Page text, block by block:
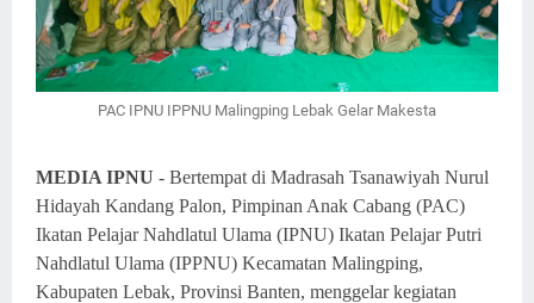
PAC IPNU IPPNU Malingping Lebak Gelar Makesta
MEDIA IPNU - Bertempat di Madrasah Tsanawiyah Nurul
Hidayah Kandang Palon, Pimpinan Anak Cabang (PAC)
Ikatan Pelajar Nahdlatul Ulama (IPNU) Ikatan Pelajar Putri
Nahdlatul Ulama (IPPNU) Kecamatan Malingping,
Kabupaten Lebak, Provinsi Banten, menggelar kegiatan